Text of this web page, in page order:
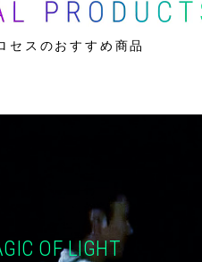
セスのおすすめ商品
OF LIGHT